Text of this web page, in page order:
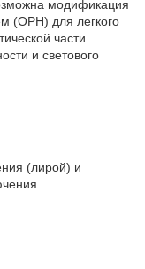
модификация
(OPH) для легкого
части
и светового
(лирой) и